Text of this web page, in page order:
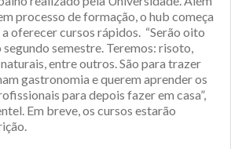
processo de formação, o hub começa
oferecer cursos rápidos. “Serão oito
semestre. Teremos: risoto,
entre outros. São para trazer
gastronomia e querem aprender os
para depois fazer em casa”,
Em breve, os cursos estarão